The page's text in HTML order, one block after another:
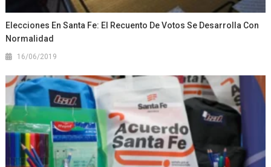
Elecciones En Santa Fe: El Recuento De Votos Se Desarrolla Con
Normalidad
16/06/2019